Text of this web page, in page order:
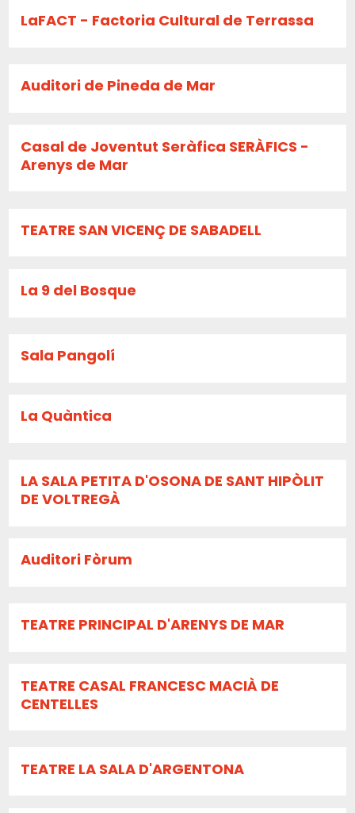
LaFACT - Factoria Cultural de Terrassa
Auditori de Pineda de Mar
Casal de Joventut Seràfica SERÀFICS -
Arenys de Mar
TEATRE SAN VICENÇ DE SABADELL
La 9 del Bosque
Sala Pangolí
La Quàntica
LA SALA PETITA D'OSONA DE SANT HIPÒLIT
DE VOLTREGÀ
Auditori Fòrum
TEATRE PRINCIPAL D'ARENYS DE MAR
TEATRE CASAL FRANCESC MACIÀ DE
CENTELLES
TEATRE LA SALA D'ARGENTONA